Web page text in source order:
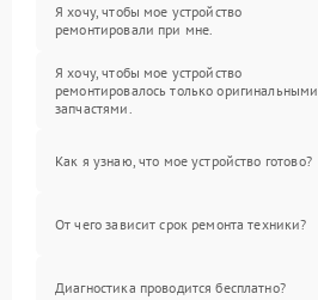
Я хочу, чтобы мое устройство
ремонтировали при мне.
Я хочу, чтобы мое устройство
ремонтировалось только оригинальными
запчастями.
Как я узнаю, что мое устройство готово?
От чего зависит срок ремонта техники?
Диагностика проводится бесплатно?